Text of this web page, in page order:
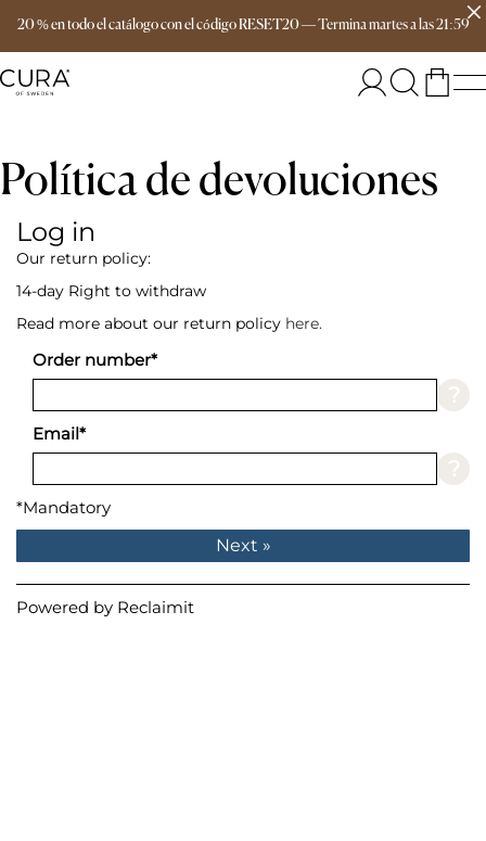
20 % en todo el catálogo con el código RESET20—Terminamartesa las21:59
Envío gratis a partir de 149 €
Política de devoluciones